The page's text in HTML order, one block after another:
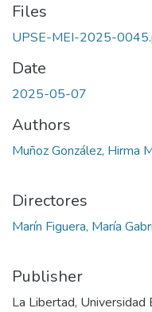
Files
UPSE-MEI-2025-
Date
2025-05-07
Authors
Muñoz González, Hirma
Directores
Marín Figuera, María
Publisher
La Libertad, Universidad